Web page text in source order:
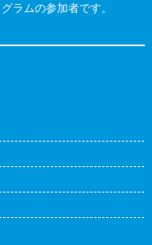
ラムの参加者です。